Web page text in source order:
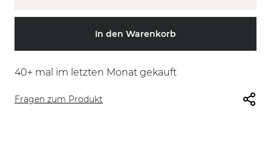
In den Warenkorb
40+ mal im letzten Monat gekauft
Fragen zum Produkt